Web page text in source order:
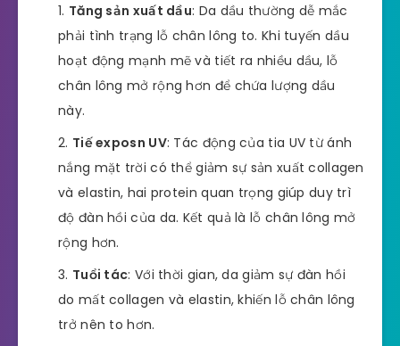
Tăng sản xuất dầu: Da dầu thường dễ mắc
phải tình trạng lỗ chân lông to. Khi tuyến dầu
hoạt động mạnh mẽ và tiết ra nhiều dầu, lỗ
chân lông mở rộng hơn để chứa lượng dầu
này.
Tiế exposn UV: Tác động của tia UV từ ánh
nắng mặt trời có thể giảm sự sản xuất collagen
và elastin, hai protein quan trọng giúp duy trì
độ đàn hồi của da. Kết quả là lỗ chân lông mở
rộng hơn.
Tuổi tác: Với thời gian, da giảm sự đàn hồi
do mất collagen và elastin, khiến lỗ chân lông
trở nên to hơn.